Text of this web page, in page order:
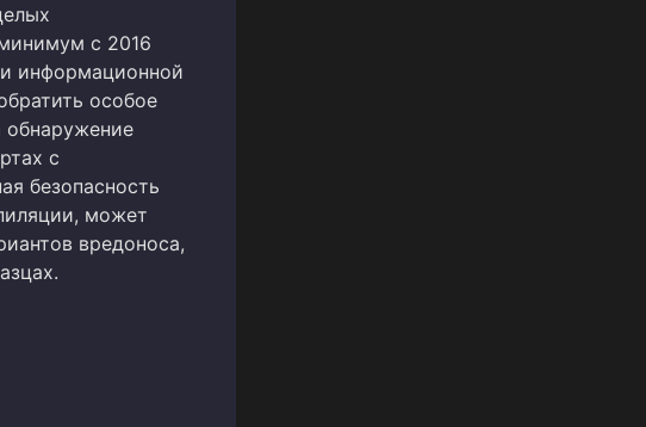
с 2016
информационной
особое
обнаружение
с
безопасность
может
вредоноса,